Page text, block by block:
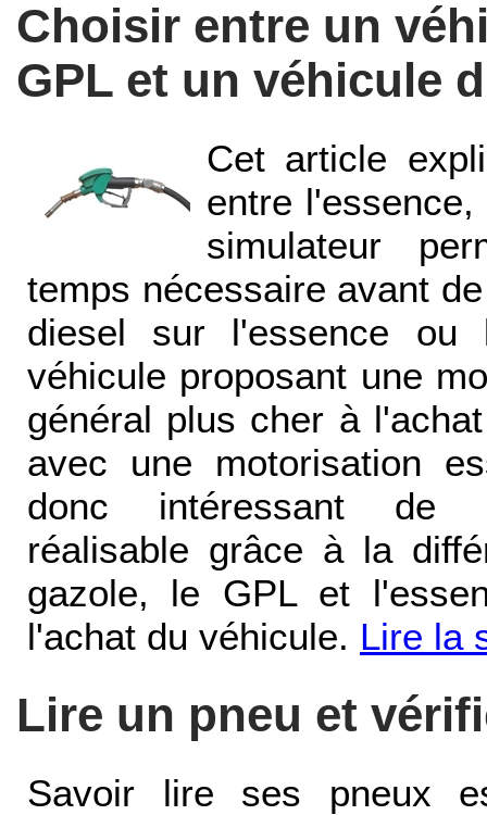
Choisir entre un
GPL et un véhicule
Cet article
entre
simulateur
temps nécessaire avant
diesel sur l'essence
véhicule proposant une
général plus cher à
avec une motorisation
donc intéressant de
réalisable grâce à la
gazole, le GPL et
l'achat du véhicule. Lire la
Lire un pneu et
Savoir lire ses pneux